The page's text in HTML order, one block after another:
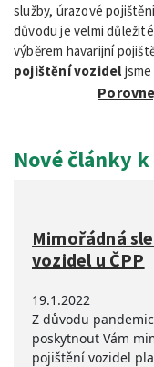
služby, úrazové
důvodu je velmi
výběrem havarijní
pojištění vozidel
Nové články
Mimořádná
vozidel u ČPP
19.1.2022
Z důvodu
poskytnout Vám
pojištění vozidel